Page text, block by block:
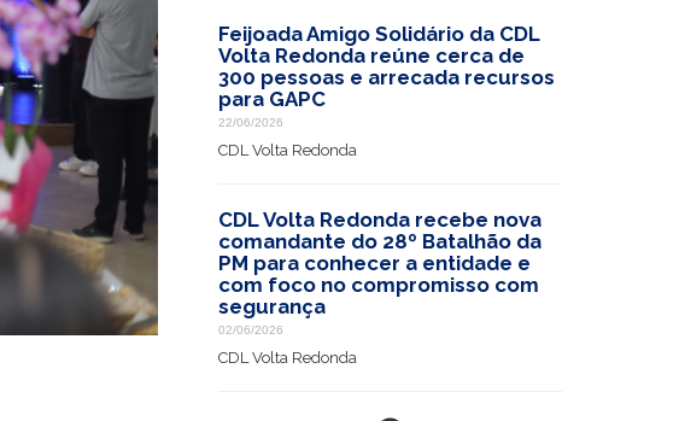
Feijoada Amigo Solidário da CDL
Volta Redonda reúne cerca de
300 pessoas e arrecada recursos
para GAPC
22/06/2026
CDL Volta Redonda
CDL Volta Redonda recebe nova
comandante do 28º Batalhão da
PM para conhecer a entidade e
com foco no compromisso com
segurança
02/06/2026
CDL Volta Redonda